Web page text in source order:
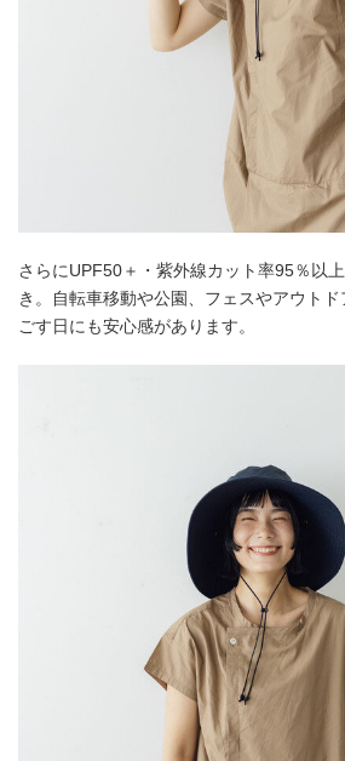
さらにUPF50＋・紫外線カット率95％以
き。自転車移動や公園、フェスやアウト
ごす日にも安心感があります。